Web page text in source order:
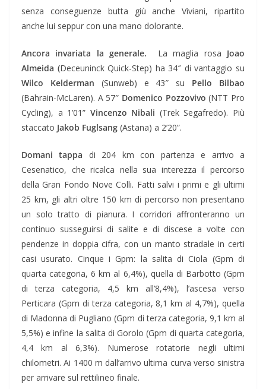
senza conseguenze butta giù anche Viviani, ripartito
anche lui seppur con una mano dolorante.
Ancora invariata la generale. La maglia rosa Joao
Almeida (Deceuninck Quick-Step) ha 34″ di vantaggio su
Wilco Kelderman (Sunweb) e 43″ su Pello Bilbao
(Bahrain-McLaren). A 57″ Domenico Pozzovivo (NTT Pro
Cycling), a 1’01” Vincenzo Nibali (Trek Segafredo). Più
staccato Jakob Fuglsang (Astana) a 2’20”.
Domani tappa di 204 km con partenza e arrivo a
Cesenatico, che ricalca nella sua interezza il percorso
della Gran Fondo Nove Colli. Fatti salvi i primi e gli ultimi
25 km, gli altri oltre 150 km di percorso non presentano
un solo tratto di pianura. I corridori affronteranno un
continuo susseguirsi di salite e di discese a volte con
pendenze in doppia cifra, con un manto stradale in certi
casi usurato. Cinque i Gpm: la salita di Ciola (Gpm di
quarta categoria, 6 km al 6,4%), quella di Barbotto (Gpm
di terza categoria, 4,5 km all’8,4%), l’ascesa verso
Perticara (Gpm di terza categoria, 8,1 km al 4,7%), quella
di Madonna di Pugliano (Gpm di terza categoria, 9,1 km al
5,5%) e infine la salita di Gorolo (Gpm di quarta categoria,
4,4 km al 6,3%). Numerose rotatorie negli ultimi
chilometri. Ai 1400 m dall’arrivo ultima curva verso sinistra
per arrivare sul rettilineo finale.